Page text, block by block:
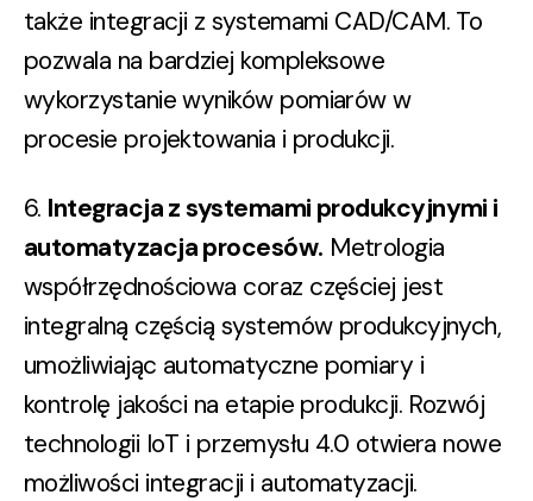
także integracji z systemami CAD/CAM. To
pozwala na bardziej kompleksowe
wykorzystanie wyników pomiarów w
procesie projektowania i produkcji.
6. Integracja z systemami produkcyjnymi i
automatyzacja procesów. Metrologia
współrzędnościowa coraz częściej jest
integralną częścią systemów produkcyjnych,
umożliwiając automatyczne pomiary i
kontrolę jakości na etapie produkcji. Rozwój
technologii IoT i przemysłu 4.0 otwiera nowe
możliwości integracji i automatyzacji.